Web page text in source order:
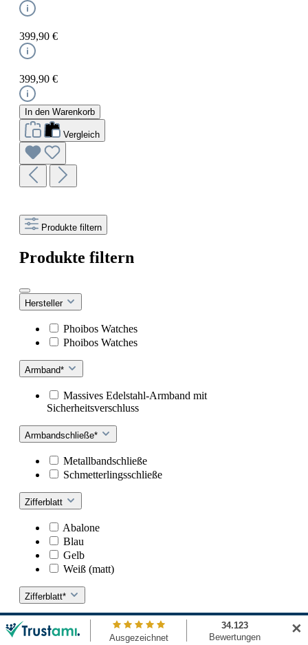
399,90 €
399,90 €
In den Warenkorb
Vergleich
Produkte filtern
Produkte filtern
Hersteller
Phoibos Watches
Phoibos Watches
Armband*
Massives Edelstahl-Armband mit
Sicherheitsverschluss
Armbandschließe*
Metallbandschließe
Schmetterlingsschließe
Zifferblatt
Abalone
Blau
Gelb
Weiß (matt)
Zifferblatt*
Abalone
Champagne
✕